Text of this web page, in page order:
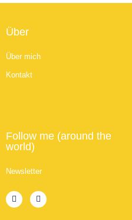
Über
Über mich
Kontakt
Follow me (around the
world)
Newsletter